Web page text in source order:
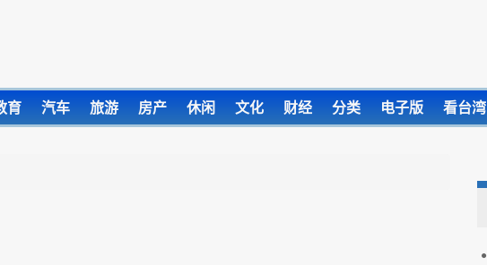
育 汽车 旅游 房产 休闲 文化 财经 分类 电子版 看台湾